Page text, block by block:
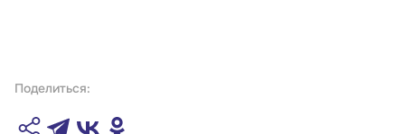
Поделиться: